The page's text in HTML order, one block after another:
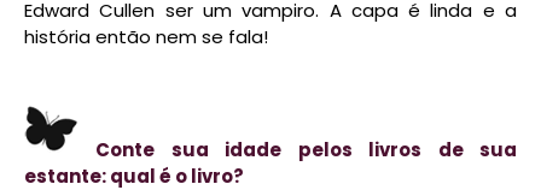
Edward Cullen ser um vampiro. A capa é linda e a
história então nem se fala!
Conte sua idade pelos livros de sua
estante: qual é o livro?